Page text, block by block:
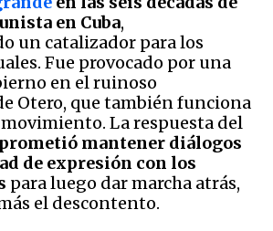
en Cuba,
un catalizador para los
Fue provocado por una
en el ruinoso
Otero, que también funciona
La respuesta del
prometió mantener diálogos
de expresión con los
para luego dar marcha atrás,
el descontento.